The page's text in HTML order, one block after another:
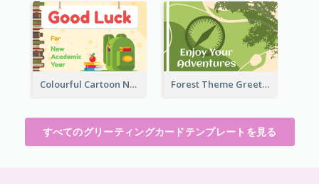
Colourful Cartoon New Academic Year Greeting Card Forest Theme Greeting Card
すべてのグリーティングカードテンプレートを見る